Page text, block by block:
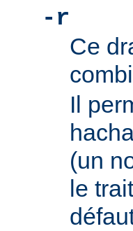
-r
Ce
Il
(un
le